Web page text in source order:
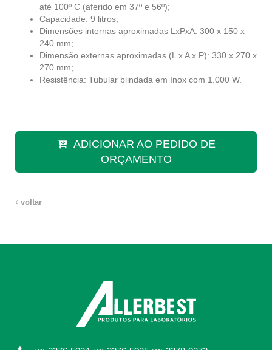
até 100º C (aferido em 37º e 56º);
Capacidade: 9 litros;
Dimensões internas aproximadas LxPxA: 300 x 150 x
240 mm;
Dimensão externas aproximadas (L x A x P): 330 x 270 x
270 mm;
Resistência: Tubular blindada em Inox com 1.000 W.
ADICIONAR AO PEDIDO DE
ORÇAMENTO
voltar